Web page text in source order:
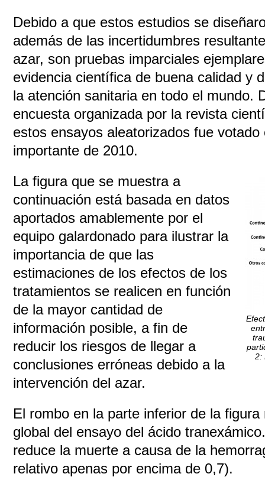
Debido a que estos estudios se
además de las incertidumbres
azar, son pruebas imparciales
evidencia científica de buena calidad y
la atención sanitaria en todo el mundo.
encuesta organizada por la revista
estos ensayos aleatorizados fue
importante de 2010.
2:
La figura que se muestra a
continuación está basada en datos
aportados amablemente por el
equipo galardonado para ilustrar la
importancia de que las
estimaciones de los efectos de los
tratamientos se realicen en función
de la mayor cantidad de
información posible, a fin de
reducir los riesgos de llegar a
conclusiones erróneas debido a la
intervención del azar.
El rombo en la parte inferior de la
global del ensayo del ácido
reduce la muerte a causa de la
relativo apenas por encima de 0,7).